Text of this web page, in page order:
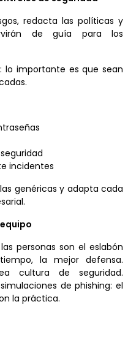
redacta las políticas y
de guía para los
lo importante es que sean
incidentes
genéricas y adapta cada
personas son el eslabón
la mejor defensa.
cultura de seguridad.
de phishing: el
la práctica.